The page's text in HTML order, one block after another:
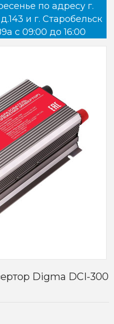
по адресу г.
и г. Старобельск
с 09:00 до 16:00
Digma DCI-300